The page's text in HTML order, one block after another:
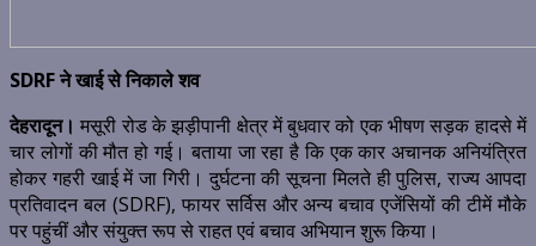
SDRF ने खाई से निकाले शव
देहरादून। मसूरी रोड के झड़ीपानी क्षेत्र में बुधवार को एक भीषण सड़क हादसे में
चार लोगों की मौत हो गई। बताया जा रहा है कि एक कार अचानक अनियंत्रित
होकर गहरी खाई में जा गिरी। दुर्घटना की सूचना मिलते ही पुलिस, राज्य आपदा
प्रतिवादन बल (SDRF), फायर सर्विस और अन्य बचाव एजेंसियों की टीमें मौके
पर पहुंचीं और संयुक्त रूप से राहत एवं बचाव अभियान शुरू किया।